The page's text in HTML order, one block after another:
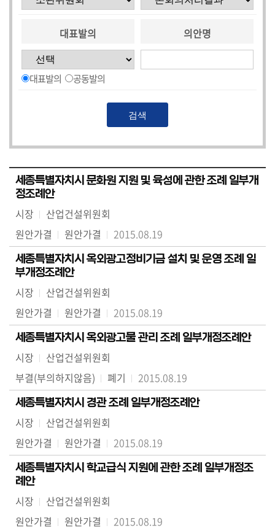
대표발의
대표발의 공동발의
의안명
세종특별자치시 문화원 지원 및 육성에 관한 조례 일부개
정조례안
시장
산업건설위원회
원안가결
원안가결 2015.08.19
세종특별자치시 옥외광고정비기금 설치 및 운영 조례 일
부개정조례안
시장
산업건설위원회
원안가결
원안가결 2015.08.19
세종특별자치시 옥외광고물 관리 조례 일부개정조례안
시장
산업건설위원회
부결(부의하지않음)
폐기 2015.08.19
세종특별자치시 경관 조례 일부개정조례안
시장
산업건설위원회
원안가결
원안가결 2015.08.19
세종특별자치시 학교급식 지원에 관한 조례 일부개정조
례안
시장
산업건설위원회
원안가결
원안가결 2015.08.19